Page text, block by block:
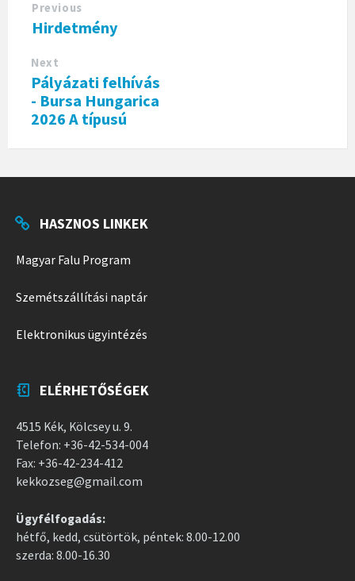
Previous
Hirdetmény
Next
Pályázati felhívás
- Bursa Hungarica
2026 A típusú
HASZNOS LINKEK
Magyar Falu Program
Szemétszállítási naptár
Elektronikus ügyintézés
ELÉRHETŐSÉGEK
4515 Kék, Kölcsey u. 9.
Telefon: +36-42-534-004
Fax: +36-42-234-412
kekkozseg@gmail.com
Ügyfélfogadás:
hétfő, kedd, csütörtök, péntek: 8.00-12.00
szerda: 8.00-16.30